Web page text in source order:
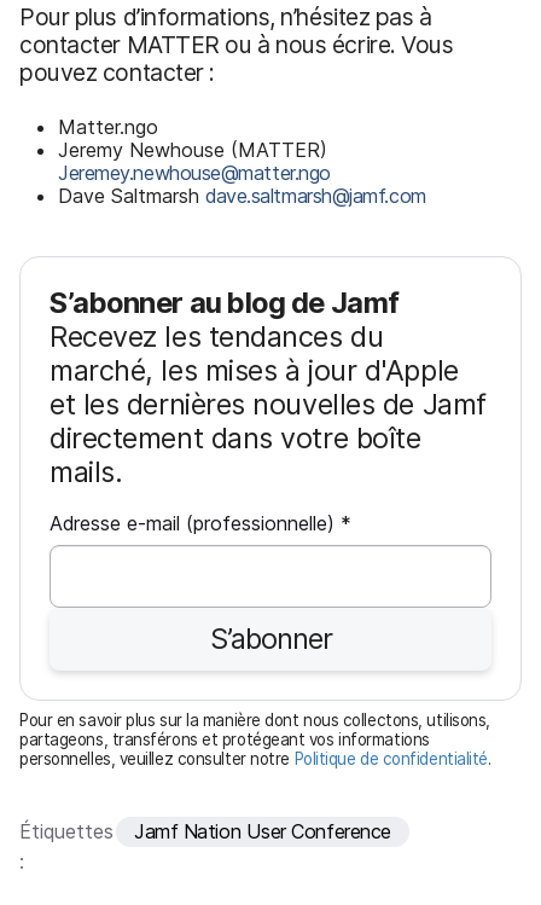
Pour plus d’informations, n’hésitez pas à
contacter MATTER ou à nous écrire. Vous
pouvez contacter :
Matter.ngo
Jeremy Newhouse (MATTER)
Jeremey.newhouse@matter.ngo
Dave Saltmarsh dave.saltmarsh@jamf.com
S’abonner au blog de Jamf
Recevez les tendances du
marché, les mises à jour d'Apple
et les dernières nouvelles de Jamf
directement dans votre boîte
mails.
Adresse e-mail (professionnelle) *O
b
i
a
t
o
i
e
S’abonner
Pour en savoir plus sur la manière dont nous collectons, utilisons,
partageons, transférons et protégeant vos informations
personnelles, veuillez consulter notre Politique de confidentialité.
Étiquettes
:
Jamf Nation User Conference